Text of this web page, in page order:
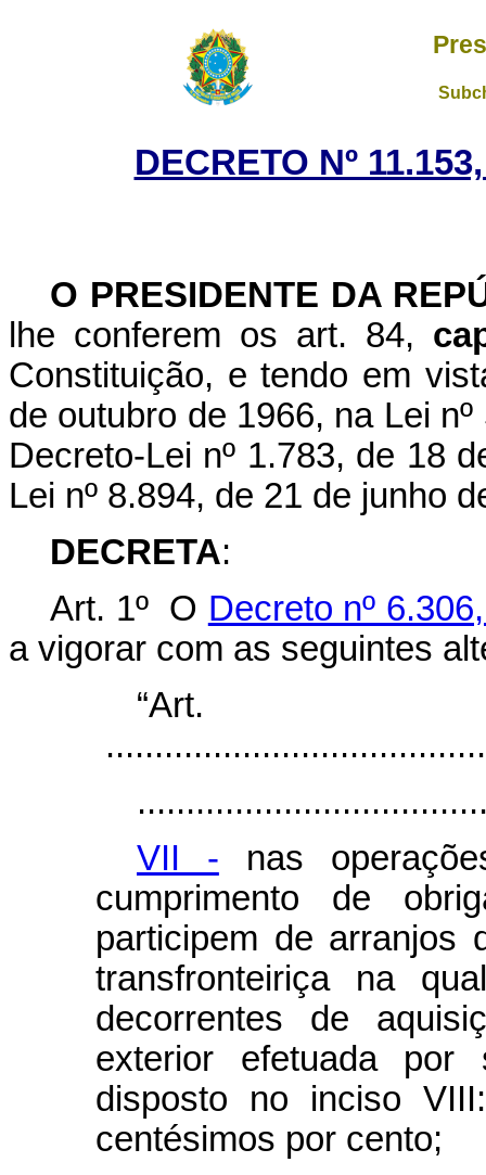
DECRETO Nº
O PRESIDENTE DA
lhe conferem os art. 84,
Constituição, e tendo em
de outubro de 1966, na Lei
Decreto-Lei nº 1.783, de 18
Lei nº 8.894, de 21 de junho
DECRETA:
Art. 1º O Decreto nº
a vigorar com as seguintes
VII - nas
cumprimento de
participem de arranjos
transfronteiriça na
decorrentes de
exterior efetuada por
disposto no inciso
centésimos por cento;